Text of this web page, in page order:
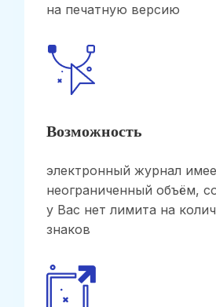
на печатную версию
Возможность
электронный журнал
неограниченный объём,
у Вас нет лимита на
знаков